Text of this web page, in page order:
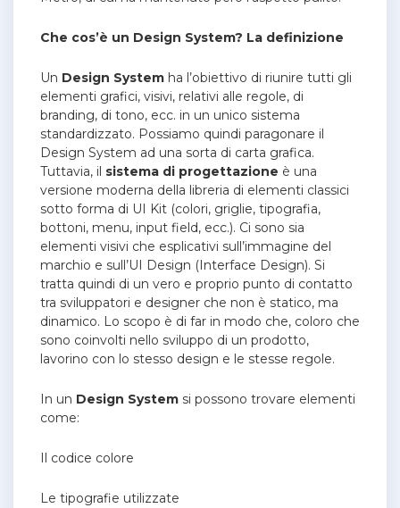
Che cos’è un Design System? La definizione
Un Design System ha l’obiettivo di riunire tutti gli
elementi grafici, visivi, relativi alle regole, di
branding, di tono, ecc. in un unico sistema
standardizzato. Possiamo quindi paragonare il
Design System ad una sorta di carta grafica.
Tuttavia, il sistema di progettazione è una
versione moderna della libreria di elementi classici
sotto forma di UI Kit (colori, griglie, tipografia,
bottoni, menu, input field, ecc.). Ci sono sia
elementi visivi che esplicativi sull’immagine del
marchio e sull’UI Design (Interface Design). Si
tratta quindi di un vero e proprio punto di contatto
tra sviluppatori e designer che non è statico, ma
dinamico. Lo scopo è di far in modo che, coloro che
sono coinvolti nello sviluppo di un prodotto,
lavorino con lo stesso design e le stesse regole.
In un Design System si possono trovare elementi
come:
Il codice colore
Le tipografie utilizzate